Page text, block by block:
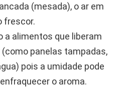
(mesada), o ar em
frescor.
a alimentos que liberam
(como panelas tampadas,
pois a umidade pode
o aroma.